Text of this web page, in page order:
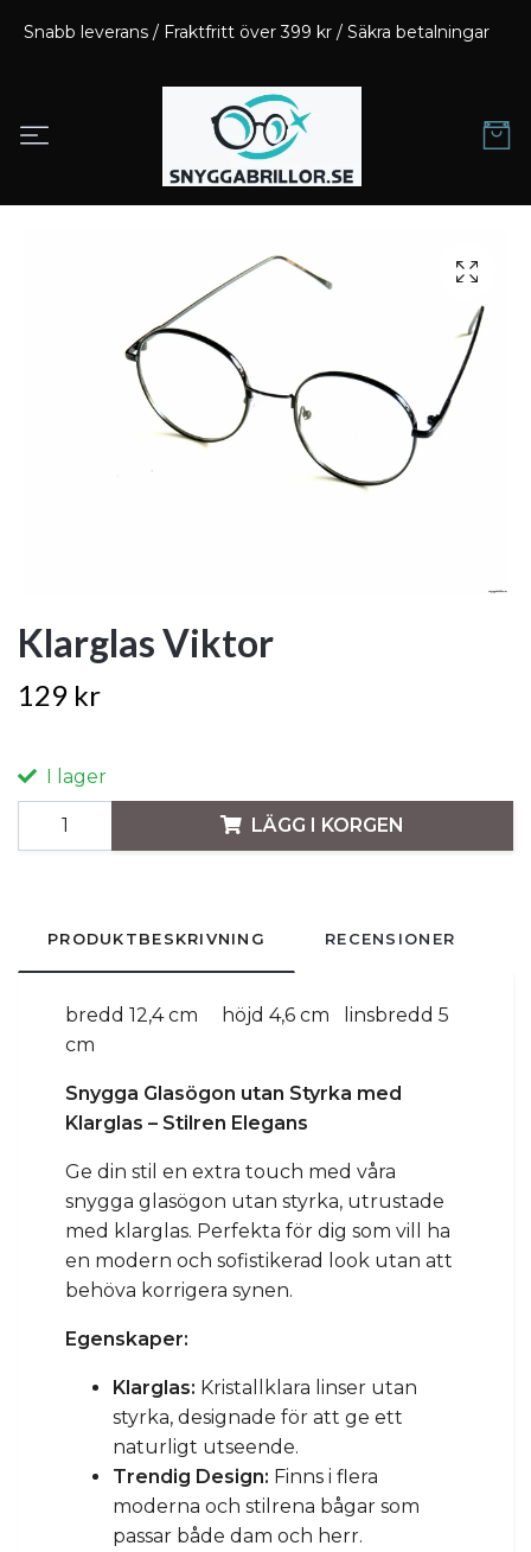
Snabb leverans / Fraktfritt över 399 kr / Säkra betalningar
Klarglas Viktor
129 kr
I lager
LÄGG I KORGEN
PRODUKTBESKRIVNING RECENSIONER
bredd 12,4 cm höjd 4,6 cm linsbredd 5
cm
Snygga Glasögon utan Styrka med
Klarglas – Stilren Elegans
Ge din stil en extra touch med våra
snygga glasögon utan styrka, utrustade
med klarglas. Perfekta för dig som vill ha
en modern och sofistikerad look utan att
behöva korrigera synen.
Egenskaper:
Klarglas: Kristallklara linser utan
styrka, designade för att ge ett
naturligt utseende.
Trendig Design: Finns i flera
moderna och stilrena bågar som
passar både dam och herr.